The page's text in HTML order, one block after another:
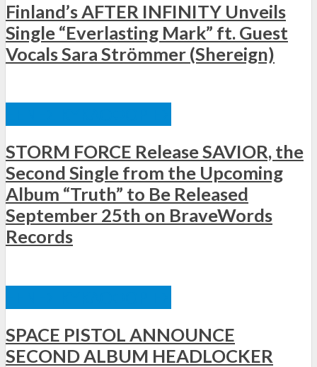
Finland’s AFTER INFINITY Unveils
Single “Everlasting Mark” ft. Guest
Vocals Sara Strömmer (Shereign)
STORM FORCE Release SAVIOR, the
Second Single from the Upcoming
Album “Truth” to Be Released
September 25th on BraveWords
Records
SPACE PISTOL ANNOUNCE
SECOND ALBUM HEADLOCKER